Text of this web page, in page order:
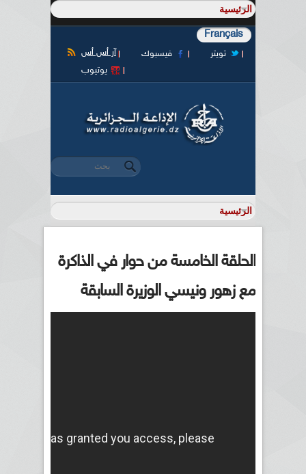
Français
آر أس أس فيسبوك
تويتر
يوتيوب
استمارة البحث
‏بحث ‏
الحلقة الخامسة من حوار في الذاكرة
مع زهور ونيسي الوزيرة السابقة